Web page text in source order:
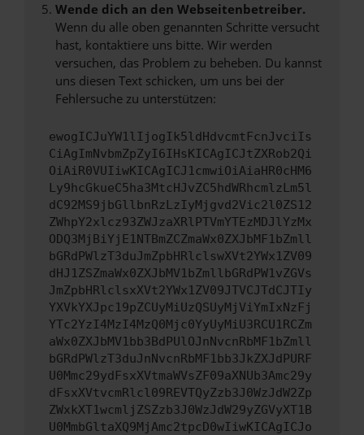
Wende dich an den Webseitenbetreiber.
Wenn du alle oben genannten Schritte versucht
hast, kontaktiere uns bitte. Wir werden
versuchen, das Problem zu beheben. Du kannst
uns diesen Text schicken, um uns bei der
Fehlersuche zu unterstützen:
ewogICJuYW1lIjogIk5ldHdvcmtFcnJvciIs
CiAgImNvbmZpZyI6IHsKICAgICJtZXRob2Qi
OiAiR0VUIiwKICAgICJ1cmwiOiAiaHR0cHM6
Ly9hcGkueC5ha3MtcHJvZC5hdWRhcmlzLm5l
dC92MS9jbGllbnRzLzIyMjgvd2Vic2l0ZS12
ZWhpY2xlcz93ZWJzaXRlPTVmYTEzMDJlYzMx
ODQ3MjBiYjE1NTBmZCZmaWx0ZXJbMF1bZmll
bGRdPWlzT3duJmZpbHRlclswXVt2YWx1ZV09
dHJ1ZSZmaWx0ZXJbMV1bZmllbGRdPW1vZGVs
JmZpbHRlclsxXVt2YWx1ZV09JTVCJTdCJTIy
YXVkYXJpc19pZCUyMiUzQSUyMjViYmIxNzFj
YTc2YzI4MzI4MzQ0Mjc0YyUyMiU3RCU1RCZm
aWx0ZXJbMV1bb3BdPUlOJnNvcnRbMF1bZmll
bGRdPWlzT3duJnNvcnRbMF1bb3JkZXJdPURF
U0Mmc29ydFsxXVtmaWVsZF09aXNUb3Amc29y
dFsxXVtvcmRlcl09REVTQyZzb3J0WzJdW2Zp
ZWxkXT1wcmljZSZzb3J0WzJdW29yZGVyXT1B
U0MmbGltaXQ9MjAmc2tpcD0wIiwKICAgICJo